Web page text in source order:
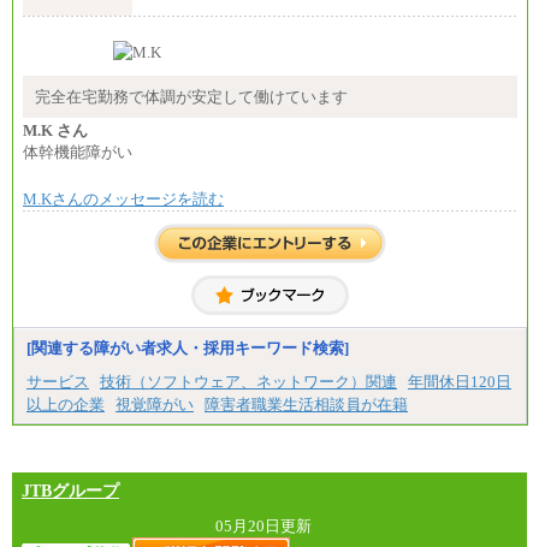
（５）月給147,800円以上（実働6時間）
時給 1,226円（実働4.5時間）
間額換算額）
・退職金相当手当 37円
ざいません。
完全在宅勤務で体調が安定して働けています
M.K さん
体幹機能障がい
M.Kさんのメッセージを読む
[関連する障がい者求人・採用キーワード検索]
サービス
技術（ソフトウェア、ネットワーク）関連
年間休日120日
以上の企業
視覚障がい 障害者職業生活相談員が在籍
JTBグループ
05月20日更新